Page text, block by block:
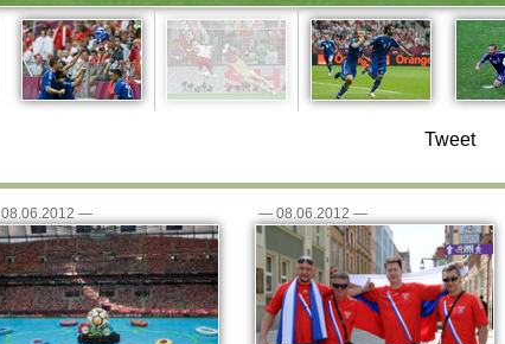
Tweet
08.06.2012 — — 08.06.2012 —